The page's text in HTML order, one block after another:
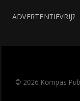
ADVERTENTIEVRIJ?
© 2026 Kompas